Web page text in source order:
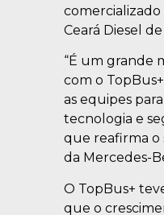
comercializado
Ceará Diesel
“É um grande
com o
as equipes
tecnologia e
que reafirma o
da Mercedes-
O TopBus+
que o